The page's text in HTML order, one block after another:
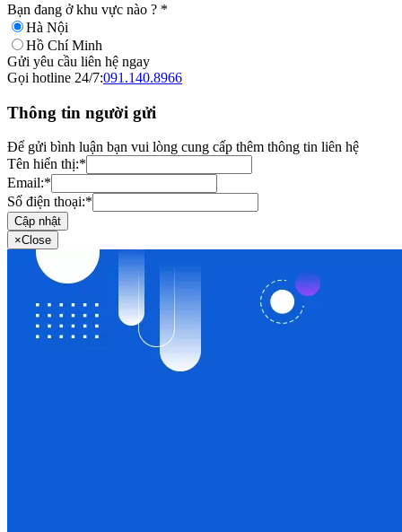
Bạn đang ở khu vực nào ? *
Hà Nội
Hồ Chí Minh
Gửi yêu cầu liên hệ ngay
Gọi hotline 24/7:091.140.8966
Thông tin người gửi
Để gửi bình luận bạn vui lòng cung cấp thêm thông tin liên hệ
Tên hiển thị:*
Email:*
Số điện thoại:*
Cập nhật
×Close